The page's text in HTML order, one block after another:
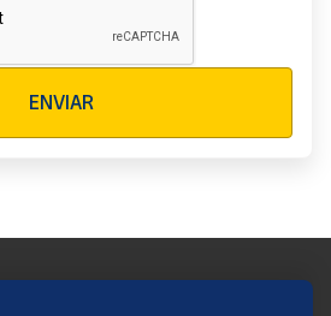
ENVIAR